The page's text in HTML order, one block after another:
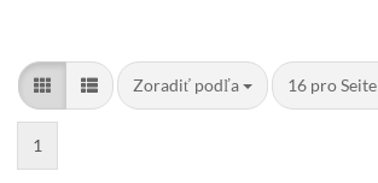
Zoradiť podľa
Zoradiť podľa 16 pro Seite
pro Seite
1